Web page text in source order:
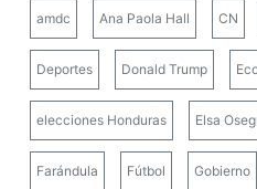
amdc Ana Paola Hall CN
Deportes Donald Trump
elecciones Honduras Elsa
Farándula Fútbol Gobierno